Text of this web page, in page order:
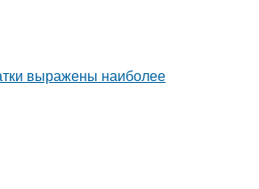
выражены наиболее